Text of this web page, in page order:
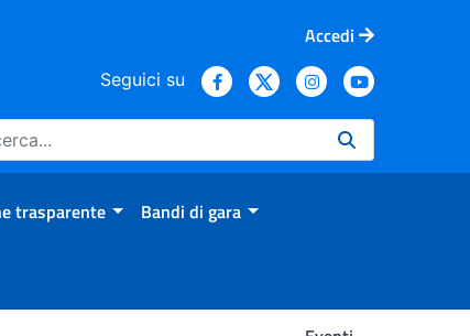
Accedi
Seguici su
trasparente Bandi di gara